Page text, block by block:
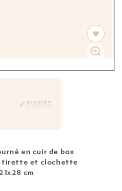
en cuir de box
tirette et clochette
cm